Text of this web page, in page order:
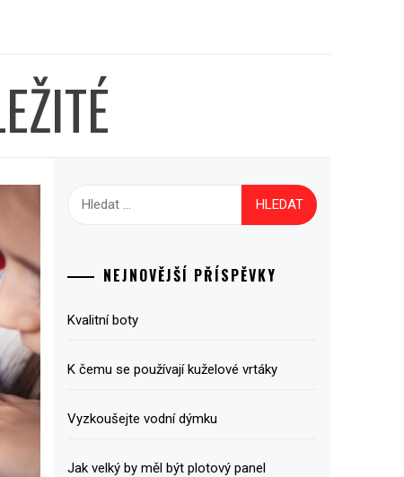
NEJNOVĚJŠÍ PŘÍSPĚVKY
Kvalitní boty
K čemu se používají kuželové vrtáky
Vyzkoušejte vodní dýmku
Jak velký by měl být plotový panel